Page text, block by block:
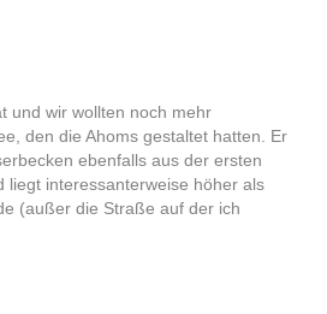
und wir wollten noch mehr
den die Ahoms gestaltet hatten. Er
ebenfalls aus der ersten
liegt interessanterweise höher als
(außer die Straße auf der ich